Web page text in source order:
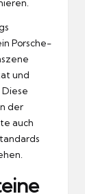
Porsche-
und
Diese
der
auch